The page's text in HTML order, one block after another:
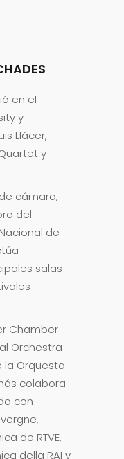
en el
y
Llácer,
y
cámara,
del
de
salas
Chamber
Orchestra
la Orquesta
colabora
con
de RTVE,
della RAI y